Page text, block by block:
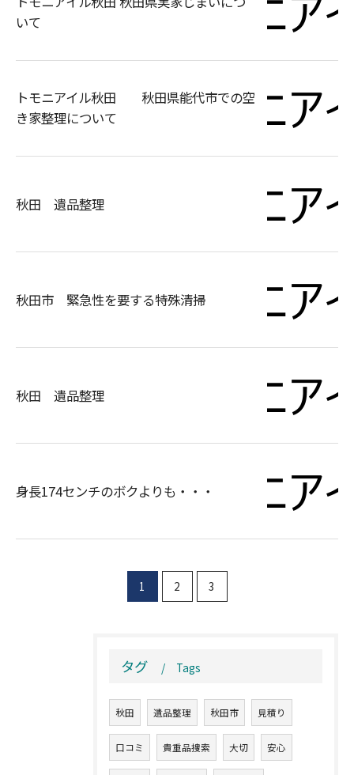
いて
トモニアイル秋田 秋田県能代市での空
き家整理について
秋田 遺品整理
秋田市 緊急性を要する特殊清掃
秋田 遺品整理
身長174センチのボクよりも・・・
1 2 3
タグ Tags
秋田 遺品整理 秋田市 見積り
口コミ 貴重品捜索 大切 安心